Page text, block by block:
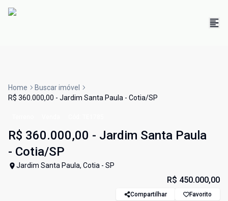
Home
Buscar imóvel
R$ 360.000,00 - Jardim Santa Paula - Cotia/SP
R$ 360.000,00 - Jardim Santa Paula
- Cotia/SP
Jardim Santa Paula, Cotia - SP
R$ 450.000,00
Compartilhar Favorito